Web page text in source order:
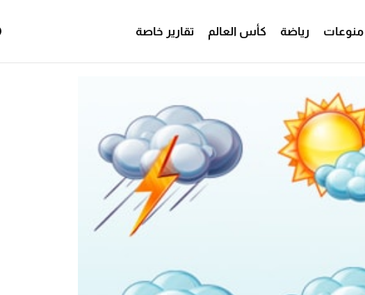
منوعات رياضة كأس العالم تقارير خاصة